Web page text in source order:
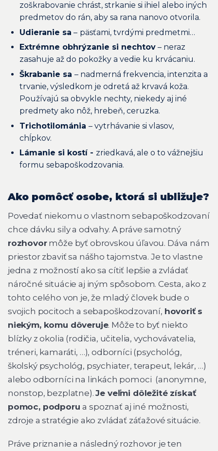
zoškrabovanie chrást, strkanie si ihiel alebo iných
predmetov do rán, aby sa rana nanovo otvorila.
Udieranie sa – päsťami, tvrdými predmetmi…
Extrémne obhrýzanie si nechtov – neraz
zasahuje až do pokožky a vedie ku krvácaniu.
Škrabanie sa – nadmerná frekvencia, intenzita a
trvanie, výsledkom je odretá až krvavá koža.
Používajú sa obvykle nechty, niekedy aj iné
predmety ako nôž, hrebeň, ceruzka.
Trichotilománia – vytrhávanie si vlasov,
chĺpkov.
Lámanie si kostí - zriedkavá, ale o to vážnejšiu
formu sebapoškodzovania.
Ako pomôcť osobe, ktorá si ubližuje?
Povedať niekomu o vlastnom sebapoškodzovaní
chce dávku sily a odvahy. A práve samotný
rozhovormôže byť obrovskou úľavou. Dáva nám
priestor zbaviť sa nášho tajomstva. Je to vlastne
jedna z možností ako sa cítiť lepšie a zvládať
náročné situácie aj iným spôsobom. Cesta, ako z
tohto celého von je, že mladý človek bude o
svojich pocitoch a sebapoškodzovaní, hovoriť s
niekým, komu dôveruje. Môže to byť niekto
blízky z okolia (rodičia, učitelia, vychovávatelia,
tréneri, kamaráti, …), odborníci (psychológ,
školský psychológ, psychiater, terapeut, lekár, …)
alebo odborníci na linkách pomoci (anonymne,
nonstop, bezplatne).Je veľmi dôležité získať
pomoc, podporua spoznať aj iné možnosti,
zdroje a stratégie ako zvládať záťažové situácie.
Práve priznanie a následný rozhovor je ten